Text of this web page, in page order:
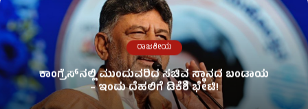
ರಾಜಕೀಯ
ಕಾಂಗ್ರೆಸ್​ನಲ್ಲಿ ಮುಂದುವರಿದ ಸಚಿವ ಸ್ಥಾನದ ಬಂಡಾಯ
– ಇಂದು ದೆಹಲಿಗೆ ಡಿಕೆಶಿ ಭೇಟಿ!